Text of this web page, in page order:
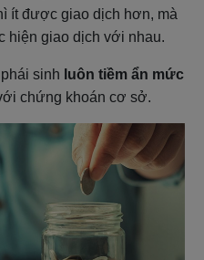
ít được giao dịch hơn, mà
hiện giao dịch với nhau.
sinh luôn tiềm ẩn mức
chứng khoán cơ sở.